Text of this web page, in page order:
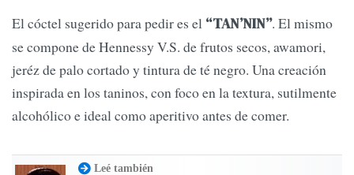
El cóctel sugerido para pedir es el “TAN’NIN”. El mismo
se compone de Hennessy V.S. de frutos secos, awamori,
jeréz de palo cortado y tintura de té negro. Una creación
inspirada en los taninos, con foco en la textura, sutilmente
alcohólico e ideal como aperitivo antes de comer.
Leé también